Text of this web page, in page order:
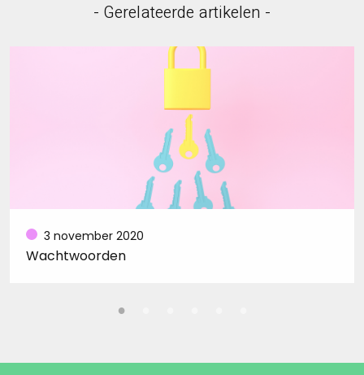
- Gerelateerde artikelen -
3 november 2020
Wachtwoorden